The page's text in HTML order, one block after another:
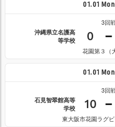
01.01 Mon
3回
沖縄県立名護高
等学校
0
花園第３（
01.01 Mon
3回
石見智翠館高等
学校
10
東大阪市花園ラグビ